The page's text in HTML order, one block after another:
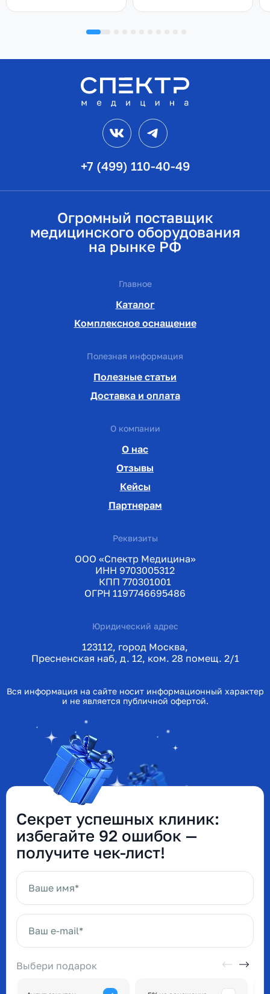
+7 (499) 110-40-49
VK
Огромный поставщик
медицинского оборудования
на рынке РФ
Главное
Каталог
Комплексное оснащение
Полезная информация
Полезные статьи
Доставка и оплата
О компании
О нас
Отзывы
Кейсы
Партнерам
Реквизиты
ООО «Спектр Медицина»
ИНН 9703005312
КПП 770301001
ОГРН 1197746695486
Юридический адрес
123112, город Москва,
Пресненская наб, д. 12, ком. 28 помещ. 2/1
Вся информация на сайте носит информационный характер
и не является публичной офертой.
Секрет успешных клиник:
избегайте 92 ошибок —
получите чек-лист!
Выбери подарок